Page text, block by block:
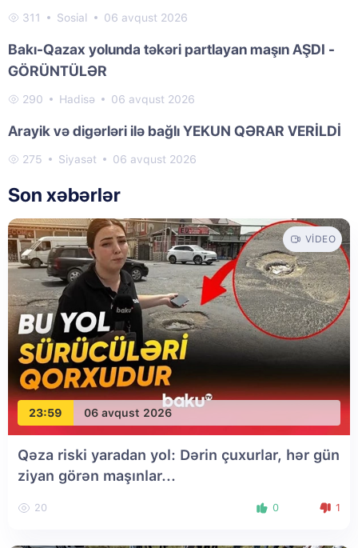
311 Sosial 06 avqust 2026
Bakı-Qazax yolunda təkəri partlayan maşın AŞDI -
GÖRÜNTÜLƏR
290 Hadisə 06 avqust 2026
Arayik və digərləri ilə bağlı YEKUN QƏRAR VERİLDİ
275 Siyasət 06 avqust 2026
Son xəbərlər
23:59 06 avqust 2026
VIDEO
Qəza riski yaradan yol: Dərin çuxurlar, hər gün
ziyan görən maşınlar...
20 0 1